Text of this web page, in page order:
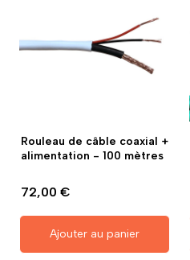
Rouleau de câble coaxial +
alimentation - 100 mètres
72,00 €
Ajouter au panier